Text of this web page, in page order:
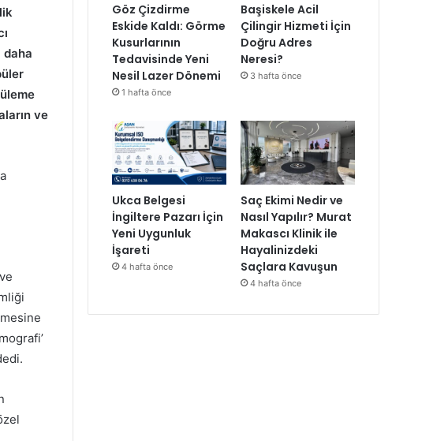
daha
ve
Göz Çizdirme
Eskide Kaldı: Görme
Kusurlarının
Tedavisinde Yeni
Nesil Lazer Dönemi
1 hafta önce
Başiskele Acil
Çilingir Hizmeti İçin
Doğru Adres
Neresi?
3 hafta önce
Ukca Belgesi
İngiltere Pazarı İçin
Yeni Uygunluk
İşareti
4 hafta önce
Saç Ekimi Nedir ve
Nasıl Yapılır? Murat
Makascı Klinik ile
Hayalinizdeki
Saçlara Kavuşun
4 hafta önce